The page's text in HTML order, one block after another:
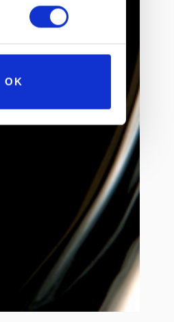
OK